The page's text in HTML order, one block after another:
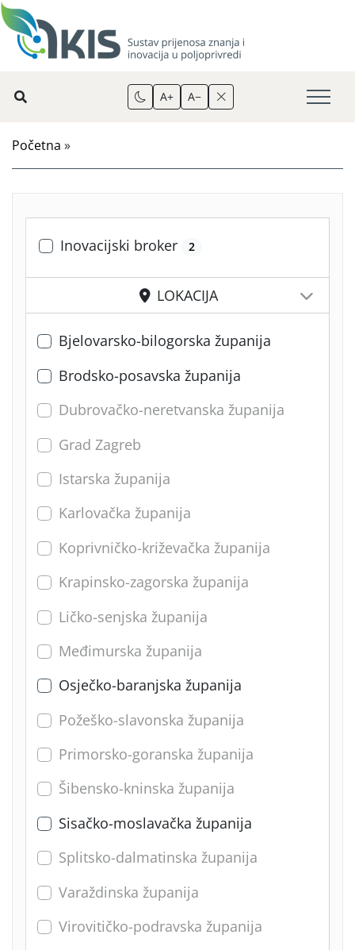
A+ A−
Početna »
Inovacijski broker 2
LOKACIJA
Bjelovarsko-bilogorska županija
Brodsko-posavska županija
Dubrovačko-neretvanska županija
Grad Zagreb
Istarska županija
Karlovačka županija
Koprivničko-križevačka županija
Krapinsko-zagorska županija
Ličko-senjska županija
Međimurska županija
Osječko-baranjska županija
Požeško-slavonska županija
Primorsko-goranska županija
Šibensko-kninska županija
Sisačko-moslavačka županija
Splitsko-dalmatinska županija
Varaždinska županija
Virovitičko-podravska županija